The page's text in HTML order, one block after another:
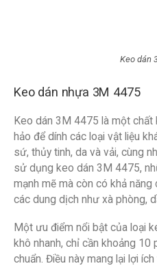
Keo dán
Keo dán nhựa 3M 4475
Keo dán 3M 4475 là một
hảo để dính các loại vật liệu
sứ, thủy tinh, da và vải, cùng
sử dụng keo dán 3M 4475,
mạnh mẽ mà còn có khả
các dung dịch như xà phòng,
Một ưu điểm nổi bật của loại
khô nhanh, chỉ cần khoảng
chuẩn. Điều này mang lại lợi